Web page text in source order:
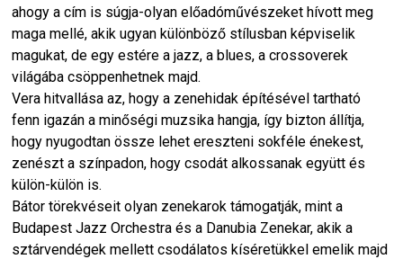
ahogy a cím is súgja-olyan előadóművészeket hívott meg
maga mellé, akik ugyan különböző stílusban képviselik
magukat, de egy estére a jazz, a blues, a crossoverek
világába csöppenhetnek majd.
Vera hitvallása az, hogy a zenehidak építésével tartható
fenn igazán a minőségi muzsika hangja, így bizton állítja,
hogy nyugodtan össze lehet ereszteni sokféle énekest,
zenészt a színpadon, hogy csodát alkossanak együtt és
külön-külön is.
Bátor törekvéseit olyan zenekarok támogatják, mint a
Budapest Jazz Orchestra és a Danubia Zenekar, akik a
sztárvendégek mellett csodálatos kíséretükkel emelik majd